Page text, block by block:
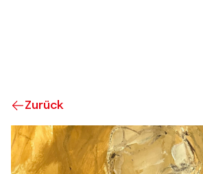
Zurück